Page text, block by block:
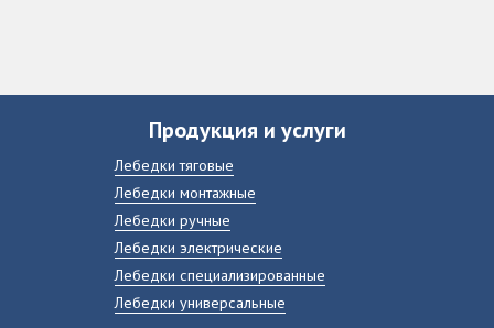
Продукция и услуги
Лебедки тяговые
Лебедки монтажные
Лебедки ручные
Лебедки электрические
Лебедки специализированные
Лебедки универсальные